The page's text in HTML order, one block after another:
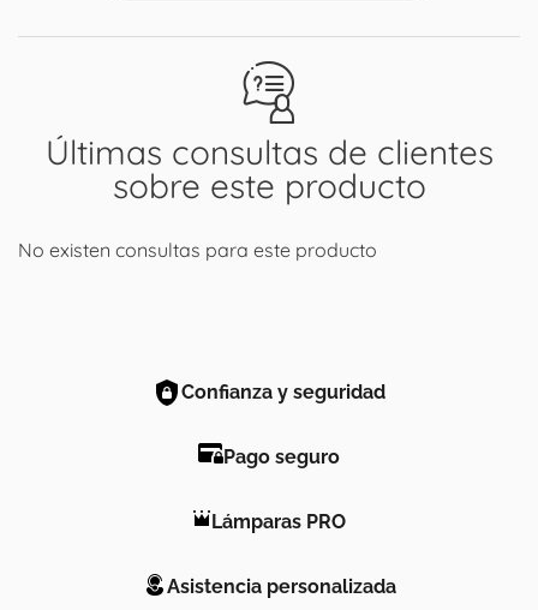
Últimas consultas de clientes
sobre este producto
No existen consultas para este producto
Confianza y seguridad
Pago seguro
Lámparas PRO
Asistencia personalizada